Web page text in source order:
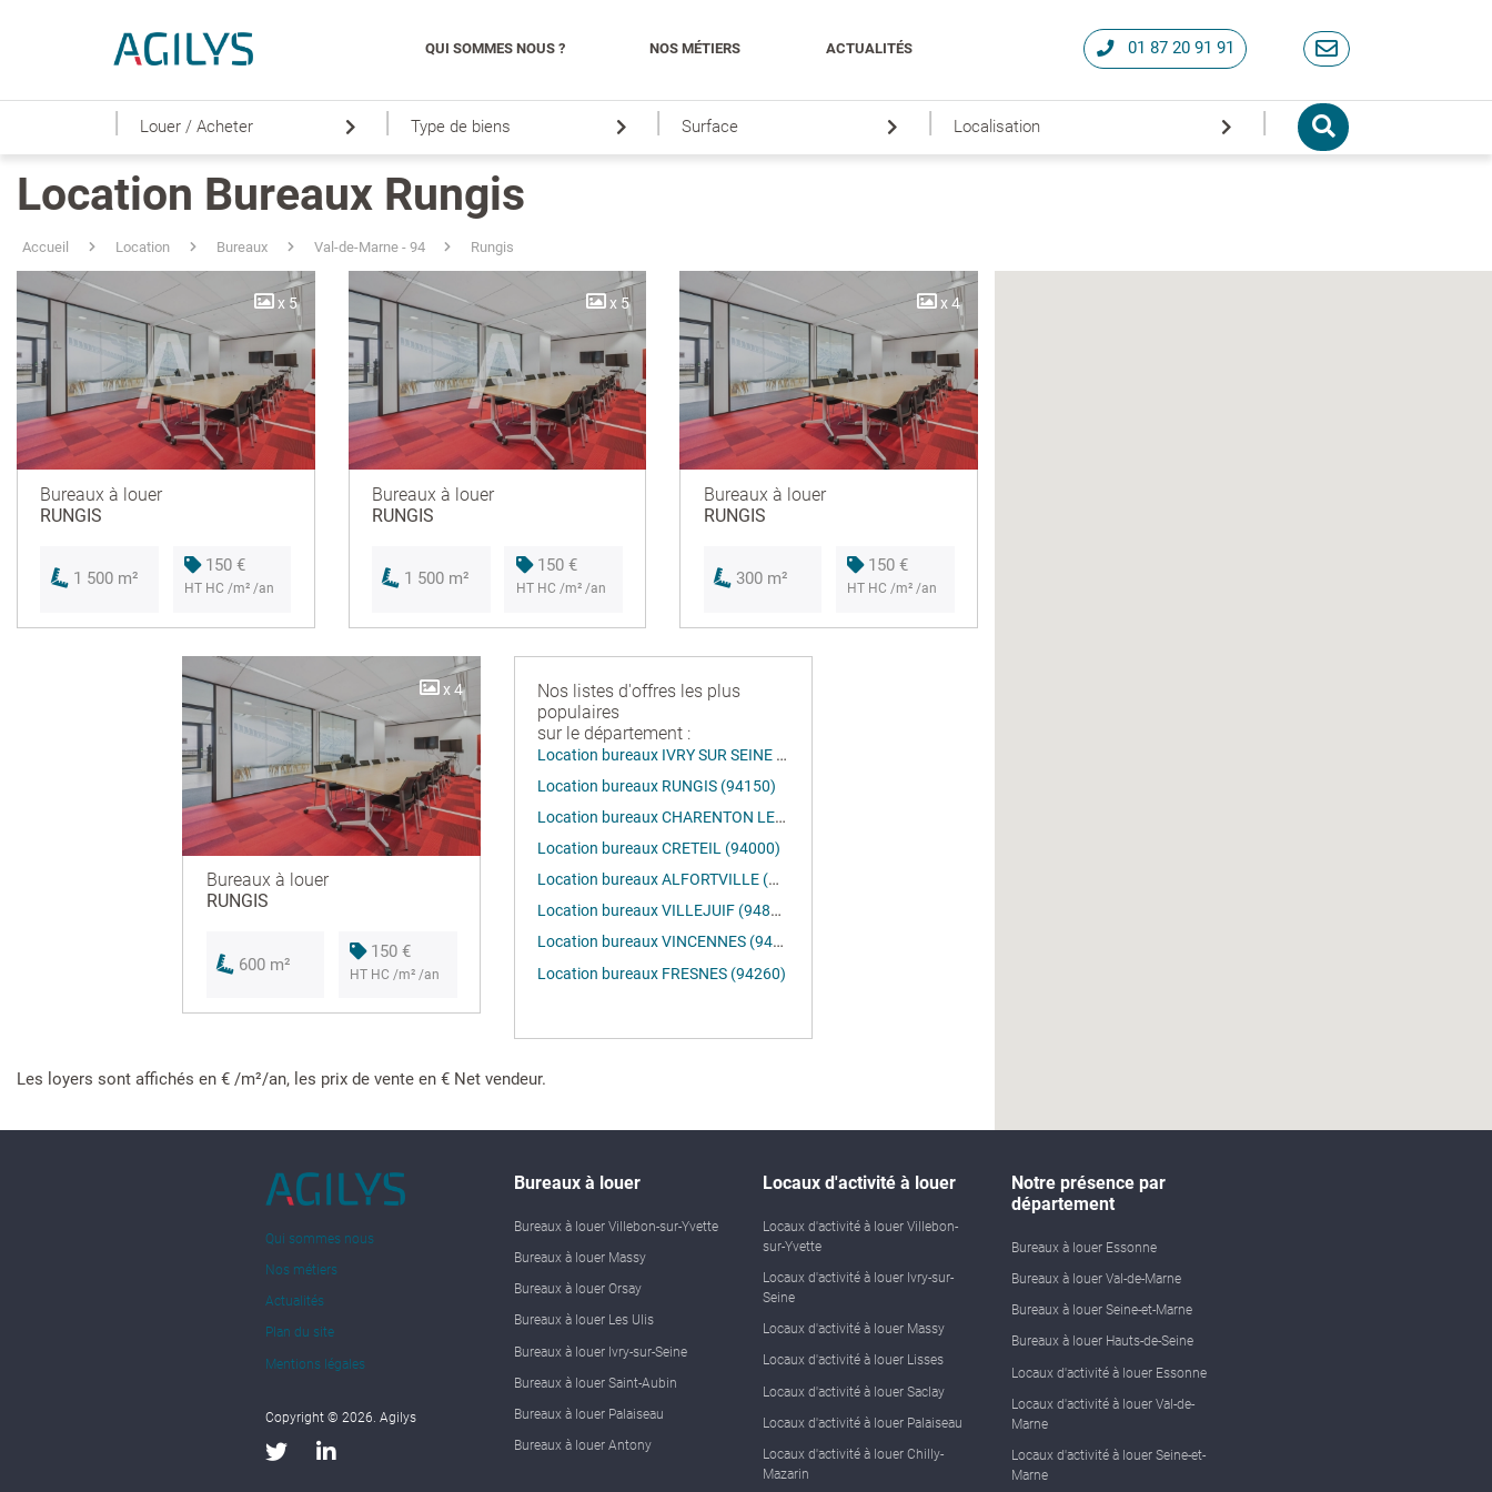
QUI SOMMES NOUS ? NOS MÉTIERS ACTUALITÉS 01 87 20 91 91
| Louer / Acheter | Type de biens | Surface | Localisation |
Location Bureaux Rungis
Accueil Location Bureaux Val-de-Marne - 94 Rungis
x 5
Bureaux à louer
RUNGIS
1 500 m²
150 €
HT HC /m² /an
x 5
Bureaux à louer
RUNGIS
1 500 m²
150 €
HT HC /m² /an
x 4
Bureaux à louer
RUNGIS
300 m²
150 €
HT HC /m² /an
x 4
Bureaux à louer
RUNGIS
600 m²
150 €
HT HC /m² /an
Nos listes d'offres les plus
populaires
sur le département :
Location bureaux IVRY SUR SEINE (94200)
Location bureaux RUNGIS (94150)
Location bureaux CHARENTON LE PONT (94220)
Location bureaux CRETEIL (94000)
Location bureaux ALFORTVILLE (94140)
Location bureaux VILLEJUIF (94800)
Location bureaux VINCENNES (94300)
Location bureaux FRESNES (94260)
Les loyers sont affichés en € /m²/an, les prix de vente en € Net vendeur.
Qui sommes nous
Nos métiers
Actualités
Plan du site
Mentions légales
Copyright © 2026. Agilys
Bureaux à louer
Bureaux à louer Villebon-sur-Yvette
Bureaux à louer Massy
Bureaux à louer Orsay
Bureaux à louer Les Ulis
Bureaux à louer Ivry-sur-Seine
Bureaux à louer Saint-Aubin
Bureaux à louer Palaiseau
Bureaux à louer Antony
Locaux d'activité à louer
Locaux d'activité à louer Villebon-
sur-Yvette
Locaux d'activité à louer Ivry-sur-
Seine
Locaux d'activité à louer Massy
Locaux d'activité à louer Lisses
Locaux d'activité à louer Saclay
Locaux d'activité à louer Palaiseau
Locaux d'activité à louer Chilly-
Mazarin
Notre présence par
département
Bureaux à louer Essonne
Bureaux à louer Val-de-Marne
Bureaux à louer Seine-et-Marne
Bureaux à louer Hauts-de-Seine
Locaux d'activité à louer Essonne
Locaux d'activité à louer Val-de-
Marne
Locaux d'activité à louer Seine-et-
Marne